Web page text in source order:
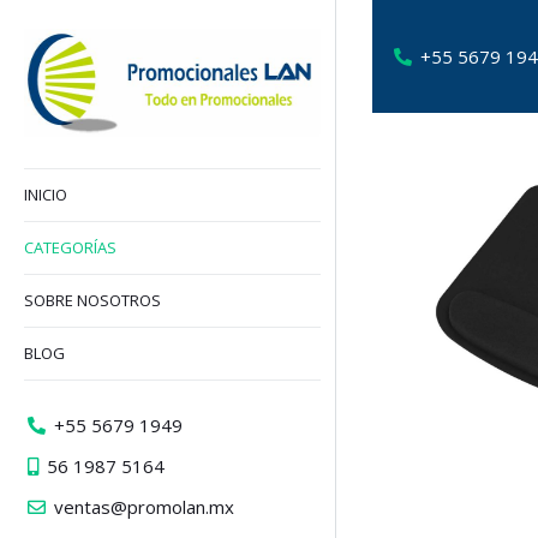
+55 5679
INICIO
CATEGORÍAS
SOBRE NOSOTROS
BLOG
+55 5679 1949
56 1987 5164
ventas@promolan.mx